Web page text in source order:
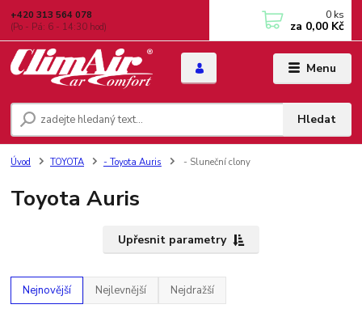
Menu
Hledat
+420 313 564 078
(Po - Pá: 6 - 14:30 hod)
0 ks
za 0,00 Kč
Úvod TOYOTA - Toyota Auris - Sluneční clony
Toyota Auris
Upřesnit parametry
Nejnovější Nejlevnější Nejdražší